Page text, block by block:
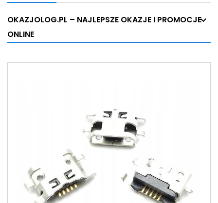
OKAZJOLOG.PL – NAJLEPSZE OKAZJE I PROMOCJE
ONLINE